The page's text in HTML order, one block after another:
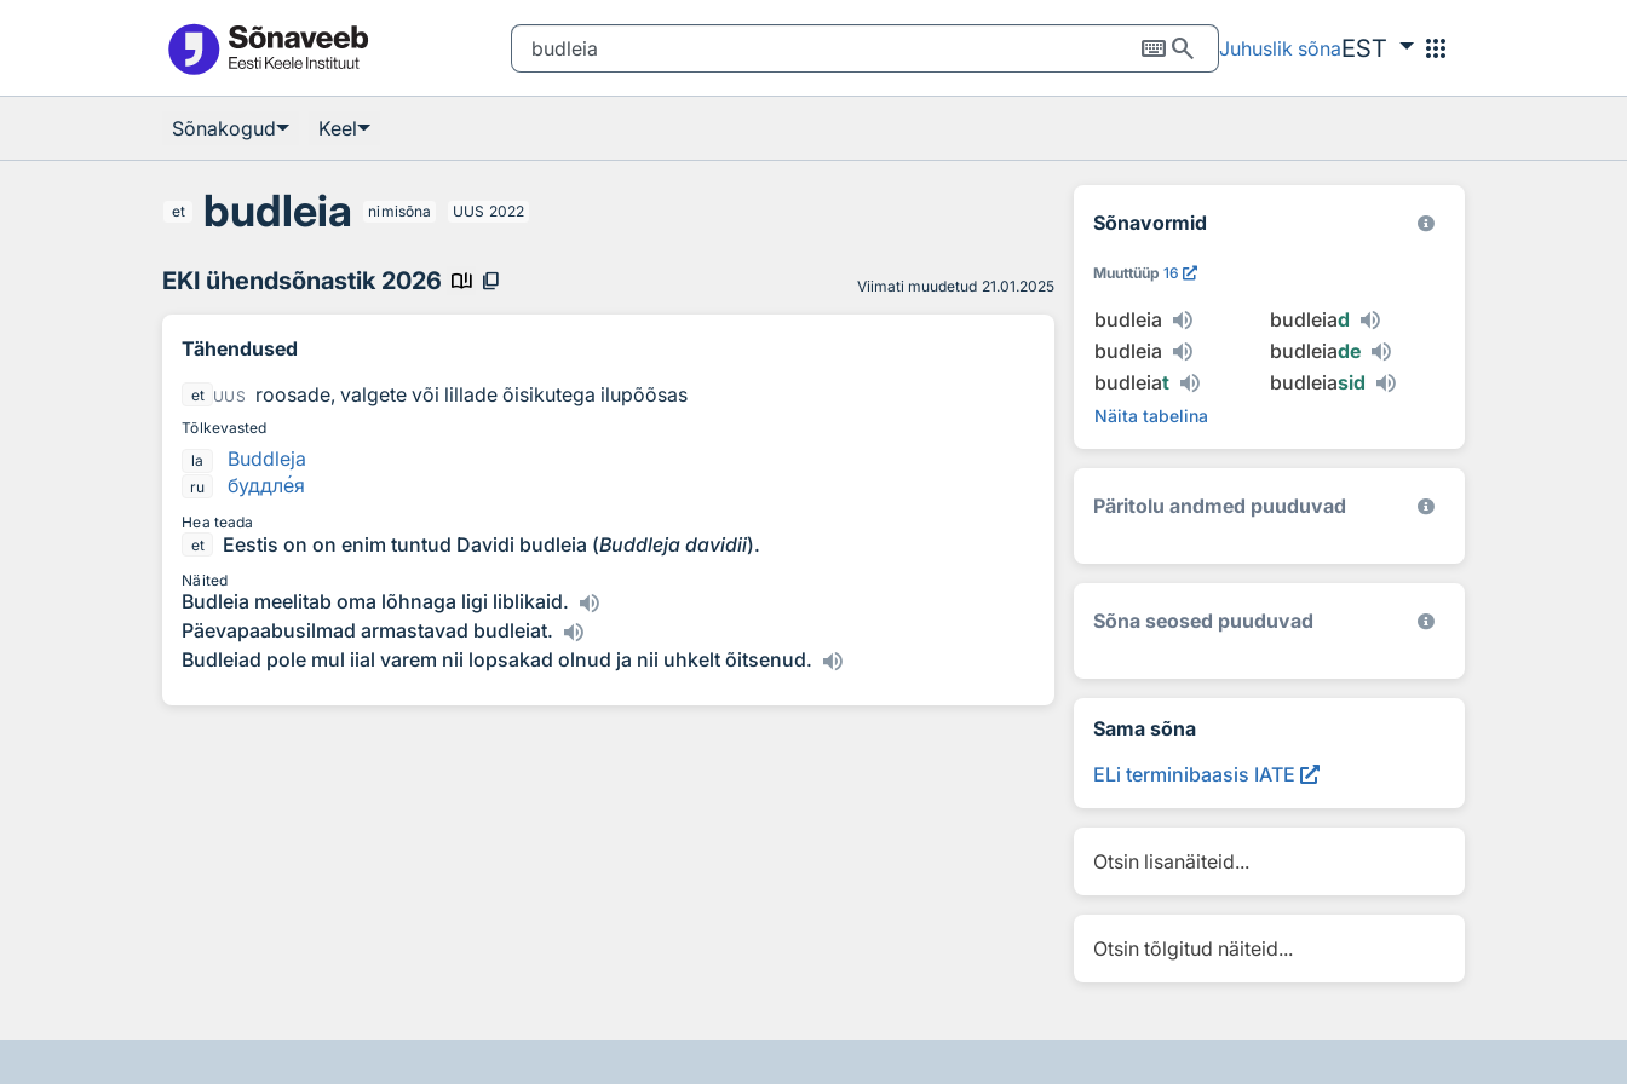
keyboardsearch Juhuslik sõnaEST apps
Sõnakogud Keel
et budleia nimisõna UUS 2022
EKI ühendsõnastik 2026 book_ribbon content_copy Viimati muudetud 21.01.2025
Tähendused
et UUS roosade, valgete või lillade õisikutega ilupõõsas
Tõlkevasted
la
Buddleja
ru буддлея
Hea teada
et
Eestis on on enim tuntud Davidi budleia (Buddleja davidii).
Näited
Budleia meelitab oma lõhnaga ligi liblikaid.
Päevapaabusilmad armastavad budleiat.
Budleiad pole mul iial varem nii lopsakad olnud ja nii uhkelt õitsenud.
Sõnavormid
Muuttüüp 16
budleia budleiad
budleia
budleiade
budleiat budleiasid
Näita tabelina
Päritolu andmed puuduvad
Sõna seosed puuduvad
Sama sõna
ELi terminibaasis IATE
Otsin lisanäiteid...
Otsin tõlgitud näiteid...